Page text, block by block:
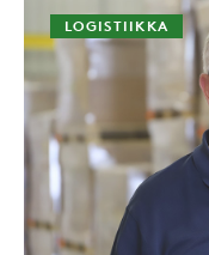
LOGISTIIKKA